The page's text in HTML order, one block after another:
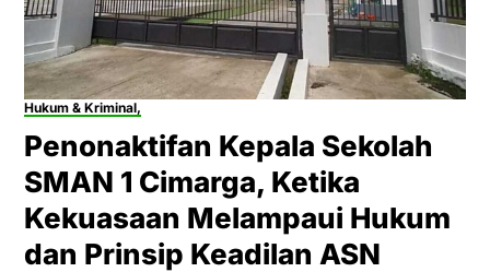
Hukum & Kriminal,
Penonaktifan Kepala Sekolah
SMAN 1 Cimarga, Ketika
Kekuasaan Melampaui Hukum
dan Prinsip Keadilan ASN